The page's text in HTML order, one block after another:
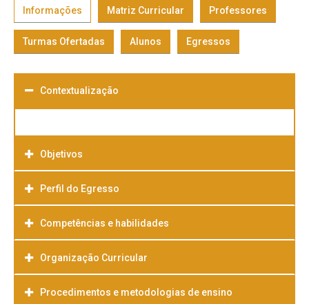
Informações Matriz Curricular Professores
Turmas Ofertadas Alunos Egressos
Contextualização
Objetivos
Perfil do Egresso
Competências e habilidades
Organização Curricular
Procedimentos e metodologias de ensino